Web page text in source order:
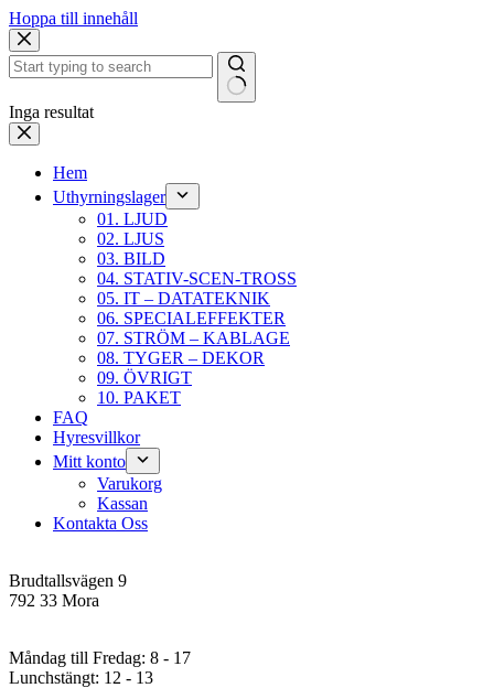
Hoppa till innehåll
Inga resultat
Hem
Uthyrningslager
01. LJUD
02. LJUS
03. BILD
04. STATIV-SCEN-TROSS
05. IT – DATATEKNIK
06. SPECIALEFFEKTER
07. STRÖM – KABLAGE
08. TYGER – DEKOR
09. ÖVRIGT
10. PAKET
FAQ
Hyresvillkor
Mitt konto
Varukorg
Kassan
Kontakta Oss
Brudtallsvägen 9
792 33 Mora
Måndag till Fredag: 8 - 17
Lunchstängt: 12 - 13